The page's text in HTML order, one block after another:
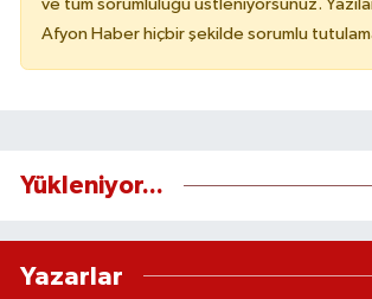
ve tüm sorumluluğu üstleniyorsunuz.
Afyon Haber hiçbir şekilde sorumlu
Yükleniyor...
Yazarlar